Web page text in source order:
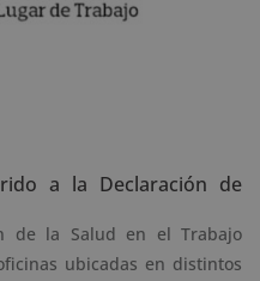
a la Declaración de
de la Salud en el Trabajo
ubicadas en distintos